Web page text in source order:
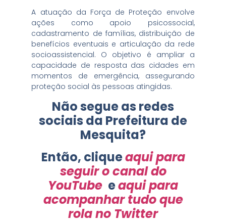
A atuação da Força de Proteção envolve
ações como apoio psicossocial,
cadastramento de famílias, distribuição de
benefícios eventuais e articulação da rede
socioassistencial. O objetivo é ampliar a
capacidade de resposta das cidades em
momentos de emergência, assegurando
proteção social às pessoas atingidas.
Não segue as redes
sociais da Prefeitura de
Mesquita?
Então, cliqueaqui para
seguir o canal do
YouTube eaqui para
acompanhar tudo que
rola no Twitter